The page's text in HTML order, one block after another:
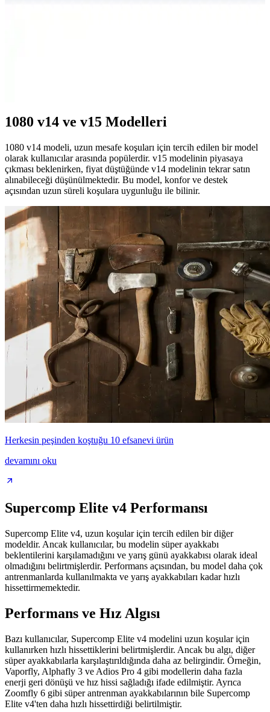
1080 v14 ve v15 Modelleri
1080 v14 modeli, uzun mesafe koşuları için tercih edilen bir model
olarak kullanıcılar arasında popülerdir. v15 modelinin piyasaya
çıkması beklenirken, fiyat düştüğünde v14 modelinin tekrar satın
alınabileceği düşünülmektedir. Bu model, konfor ve destek
açısından uzun süreli koşulara uygunluğu ile bilinir.
Herkesin peşinden koştuğu 10 efsanevi ürün
devamını oku
Supercomp Elite v4 Performansı
Supercomp Elite v4, uzun koşular için tercih edilen bir diğer
modeldir. Ancak kullanıcılar, bu modelin süper ayakkabı
beklentilerini karşılamadığını ve yarış günü ayakkabısı olarak ideal
olmadığını belirtmişlerdir. Performans açısından, bu model daha çok
antrenmanlarda kullanılmakta ve yarış ayakkabıları kadar hızlı
hissettirmemektedir.
Performans ve Hız Algısı
Bazı kullanıcılar, Supercomp Elite v4 modelini uzun koşular için
kullanırken hızlı hissettiklerini belirtmişlerdir. Ancak bu algı, diğer
süper ayakkabılarla karşılaştırıldığında daha az belirgindir. Örneğin,
Vaporfly, Alphafly 3 ve Adios Pro 4 gibi modellerin daha fazla
enerji geri dönüşü ve hız hissi sağladığı ifade edilmiştir. Ayrıca
Zoomfly 6 gibi süper antrenman ayakkabılarının bile Supercomp
Elite v4'ten daha hızlı hissettirdiği belirtilmiştir.